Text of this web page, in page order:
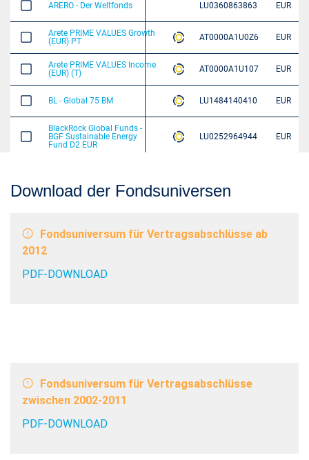
Download der Fondsuniversen
Fondsuniversum für Vertragsabschlüsse ab
2012
PDF-DOWNLOAD
Fondsuniversum für Vertragsabschlüsse
zwischen 2002-2011
PDF-DOWNLOAD